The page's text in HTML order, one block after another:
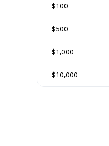
$100
$500
$1,000
$10,000